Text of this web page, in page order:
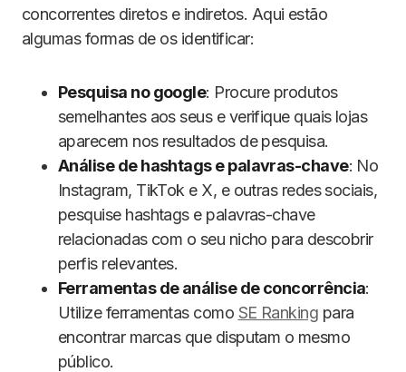
concorrentes diretos e indiretos. Aqui estão
algumas formas de os identificar:
Pesquisa no google: Procure produtos
semelhantes aos seus e verifique quais lojas
aparecem nos resultados de pesquisa.
Análise de hashtags e palavras-chave: No
Instagram, TikTok e X, e outras redes sociais,
pesquise hashtags e palavras-chave
relacionadas com o seu nicho para descobrir
perfis relevantes.
Ferramentas de análise de concorrência:
Utilize ferramentas como SE Ranking para
encontrar marcas que disputam o mesmo
público.